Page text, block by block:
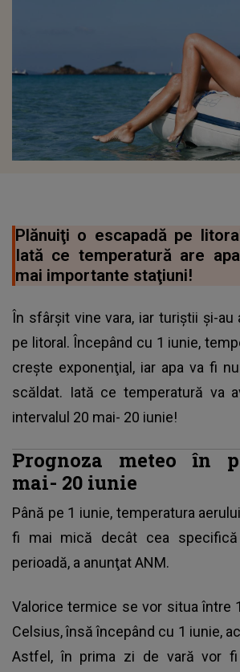
Plănuiţi o escapadă pe
Iată ce temperatură are
mai importante staţiuni!
În sfârşit vine vara, iar turiştii şi-au
pe litoral. Începând cu 1 iunie,
creşte exponenţial, iar apa va fi
scăldat. Iată ce temperatură va
intervalul 20 mai- 20 iunie!
Prognoza meteo în
mai- 20 iunie
Până pe 1 iunie, temperatura
fi mai mică decât cea specifică
perioadă, a anunţat ANM.
Valorice termice se vor situa între
Celsius, însă începând cu 1 iunie,
Astfel, în prima zi de vară vor